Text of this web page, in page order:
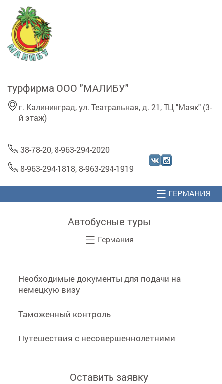
Перейти к основному содержанию
турфирма ООО "МАЛИБУ"
г. Калининград, ул. Театральная, д. 21, ТЦ "Маяк" (3-
й этаж)
38-78-20,8-963-294-2020
8-963-294-1818,8-963-294-1919
☰ ГЕРМАНИЯ
Автобусные туры
☰ Германия
Необходимые документы для подачи на
немецкую визу
Таможенный контроль
Путешествия с несовершеннолетними
Оставить заявку